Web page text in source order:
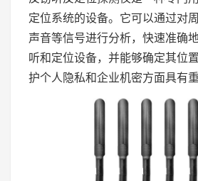
定位系统的设备。它可以通过对
声音等信号进行分析，快速准确
听和定位设备，并能够确定其位
护个人隐私和企业机密方面具有重